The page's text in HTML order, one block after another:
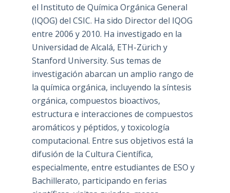
el Instituto de Química Orgánica General
(IQOG) del CSIC. Ha sido Director del IQOG
entre 2006 y 2010. Ha investigado en la
Universidad de Alcalá, ETH-Zürich y
Stanford University. Sus temas de
investigación abarcan un amplio rango de
la química orgánica, incluyendo la síntesis
orgánica, compuestos bioactivos,
estructura e interacciones de compuestos
aromáticos y péptidos, y toxicología
computacional. Entre sus objetivos está la
difusión de la Cultura Científica,
especialmente, entre estudiantes de ESO y
Bachillerato, participando en ferias